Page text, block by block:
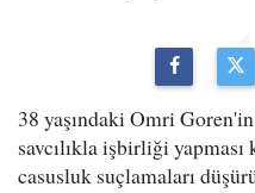
3 8 yaşındaki Omri
savcılıkla işbirliği yapması
casusluk suçlamaları